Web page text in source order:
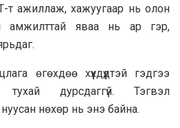
т ажиллаж, хажуугаар нь олон
амжилттай яваа нь ар гэр,
өгөхдөө хүүхдүүдтэй гэдгээ
дурсдаггүй. Тэгвэл
нөхөр нь энэ байна.